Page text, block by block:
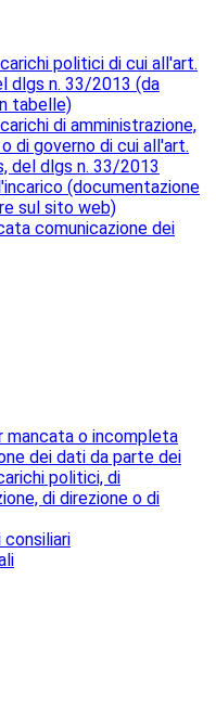
politici di cui all'art.
dlgs n. 33/2013 (da
tabelle)
di amministrazione,
di governo di cui all'art.
del dlgs n. 33/2013
(documentazione
sul sito web)
comunicazione dei
mancata o incompleta
dei dati da parte dei
politici, di
di direzione o di
consiliari